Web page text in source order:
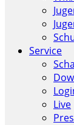
Service
Live